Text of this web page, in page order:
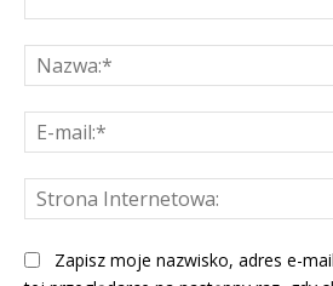
Zapisz moje nazwisko, adres e-